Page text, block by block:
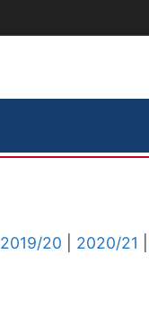
2019/20 2020/21